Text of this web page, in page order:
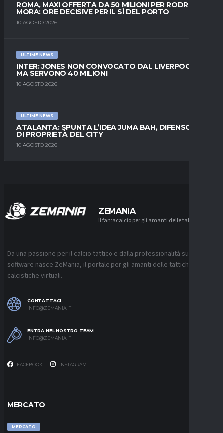
ROMA, MAXI OFFERTA DA 50 MILIONI PER RODRIGO
MORA: ORE DECISIVE PER IL SÌ DEL PORTO
10 AGOSTO 2026
ULTIME NEWS
INTER: JONES NON CONVOCATO DAL LIVERPOOL,
MA SERVONO 40 MILIONI
10 AGOSTO 2026
ULTIME NEWS
ATALANTA: SPUNTA L’IDEA JUMA BAH, DIFENSORE
DI PROPRIETÀ DEL CITY
10 AGOSTO 2026
ZEMANIA
Il fantacalcio per gli amanti delle tattiche
Da una passione per il calcio tattico e dalla professionalità sui
software nasce ZeMania, il portale per gli amanti delle tattiche
calcistiche virtuali.
CONTATTACI
INFO@ZEMANIA.IT
ENTRA NEL NOSTRO TEAM
INFO@ZEMANIA.IT
FACEBOOK INSTAGRAM
MERCATO
MERCATO